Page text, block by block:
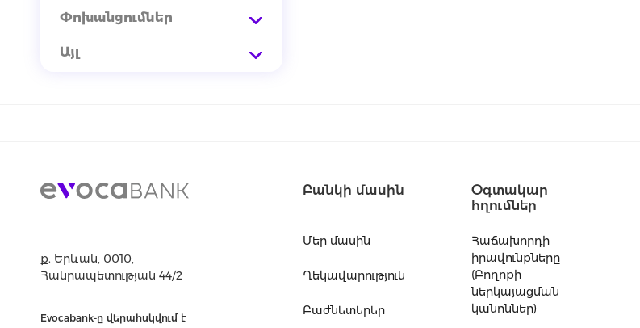
Փոխանցումներ
Այլ
ք. Երևան, 0010,
Հանրապետության 44/2
Evocabank-ը վերահսկվում է
Բանկի մասին
Մեր մասին
Ղեկավարություն
Բաժնետերեր
Օգտակար
հղումներ
Հաճախորդի
իրավունքները
(Բողոքի
ներկայացման
կանոններ)